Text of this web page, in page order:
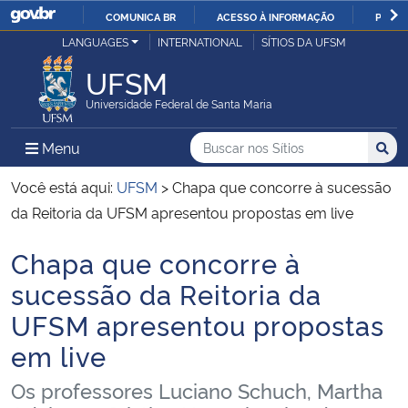
IR
COMUNICA BR ACESSO À INFORMAÇÃO
Ministério da Justiça e Segurança Pública
Ministério da Defesa
Ministério das Relações Exteriores
Ministério da Infraestrutura
Ministério da Agricultura, Pecuária e Abastecimento
LANGUAGES INTERNATIONAL SÍTIOS DA UFSM
UFSM
Universidade Federal de Santa Maria
Menu Menu Principal do Sítio
Busca
Buscar no nos Sítios
Busca:
Você está aqui: UFSM >Chapa que concorre à sucessão
da Reitoria da UFSM apresentou propostas em live
Início do conteúdo
Chapa que concorre à
sucessão da Reitoria da
UFSM apresentou propostas
em live
Os professores Luciano Schuch, Martha